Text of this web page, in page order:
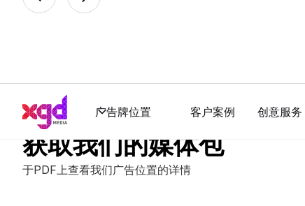
广告牌位置 客户案例 创意服务
获取我们的媒体包
于PDF上查看我们广告位置的详情